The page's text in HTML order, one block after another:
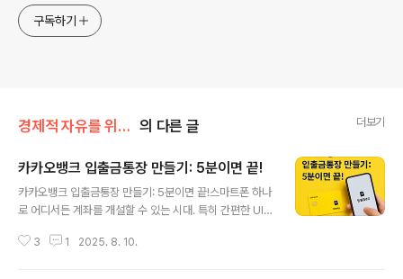
구독하기
경제적 자유를 위한 길 의 다른 글 더보기
카카오뱅크 입출금통장 만들기: 5분이면 끝!
카카오뱅크 입출금통장 만들기: 5분이면 끝!스마트폰 하나
로 어디서든 계좌를 개설할 수 있는 시대. 특히 간편한 UI와
회초년생부터 직장인, 주부까지 필수 금융 아이템으로 자
3 1 2025. 8. 10.